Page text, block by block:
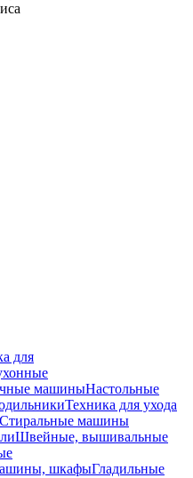
для
машиныНастольные
Техника для ухода
Стиральные машины
Швейные, вышивальные
шкафыГладильные